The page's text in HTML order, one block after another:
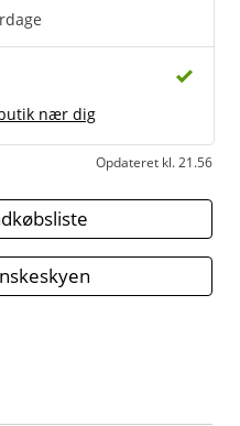
nær dig
Opdateret kl. 21.56